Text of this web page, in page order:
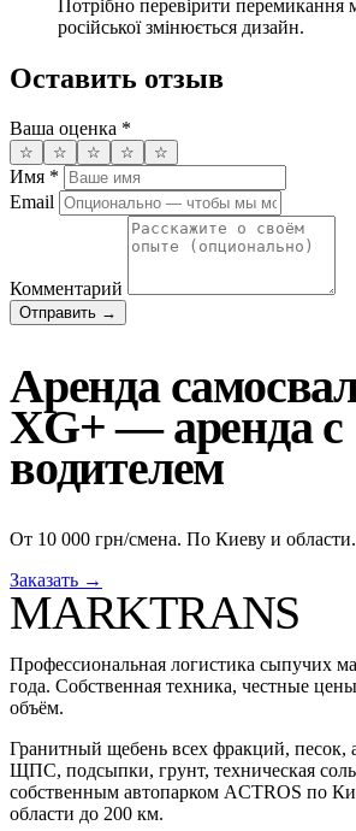
Потрібно перевірити
російської змінюється дизайн.
Оставить отзыв
Ваша оценка *
☆ ☆ ☆ ☆ ☆
Имя *
Email
Комментарий
Отправить →
Аренда
XG+ — аренда с
водителем
От 10 000 грн/смена. По Киеву и области.
Заказать →
MARKTRANS
Профессиональная логистика сыпучих
года. Собственная техника, честные
объём.
Гранитный щебень всех фракций, песок,
ЩПС, подсыпки, грунт, техническая
собственным автопарком ACTROS по
области до 200 км.